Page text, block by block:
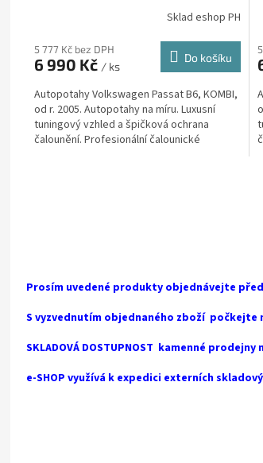
Sklad eshop PH
5 777 Kč bez DPH
6 990 Kč / ks
Do košíku
Autopotahy Volkswagen Passat B6, KOMBI,
od r. 2005. Autopotahy na míru. Luxusní
tuningový vzhled a špičková ochrana
čalounění. Profesionální čalounické
Prosím uvedené produkty objednávejte
S vyzvednutím objednaného zboží počkejte
SKLADOVÁ DOSTUPNOST kamenné
e-SHOP využívá k expedici externích